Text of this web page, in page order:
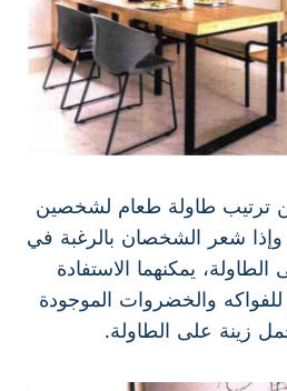
ترتيب طاولة طعام لشخصين
وإذا شعر الشخصان بالرغبة في
يمكنهما الاستفادة
والخضروات الموجودة
زينة على الطاولة.